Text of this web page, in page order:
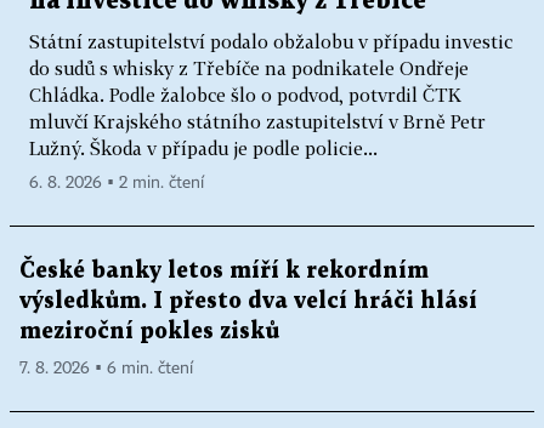
Státní zastupitelství podalo obžalobu v případu investic
do sudů s whisky z Třebíče na podnikatele Ondřeje
Chládka. Podle žalobce šlo o podvod, potvrdil ČTK
mluvčí Krajského státního zastupitelství v Brně Petr
Lužný. Škoda v případu je podle policie...
6. 8. 2026 ▪ 2 min. čtení
České banky letos míří k rekordním
výsledkům. I přesto dva velcí hráči hlásí
meziroční pokles zisků
7. 8. 2026 ▪ 6 min. čtení